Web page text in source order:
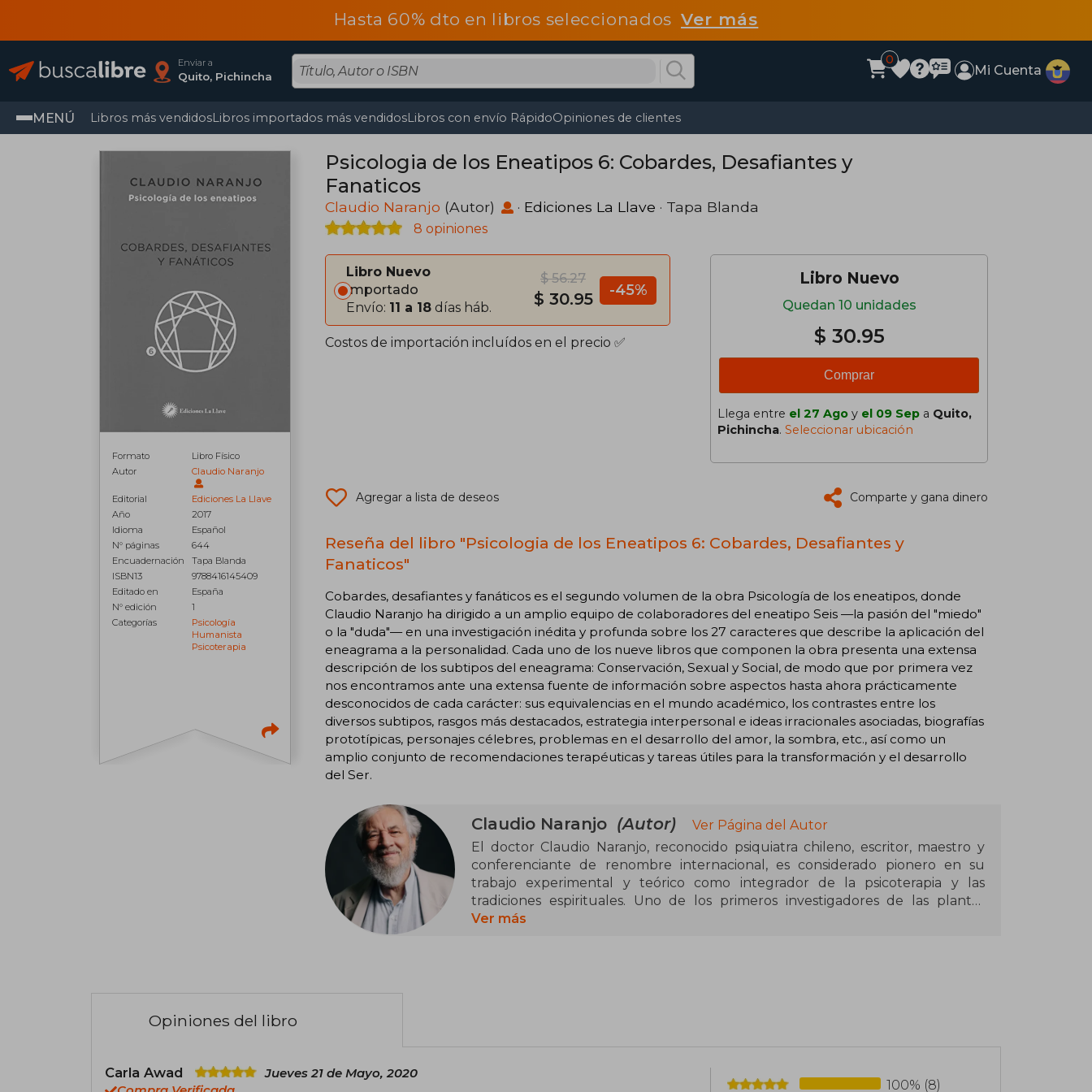
Hasta 60% dto en libros seleccionadosVer más
Enviar a
Quito, Pichincha
0
Mi Cuenta
MENÚ Libros más vendidosLibros importados más vendidosLibros con envío RápidoOpiniones de clientes
Formato
Libro Físico
Autor
Claudio Naranjo
Editorial
Ediciones La Llave
Año
2017
Idioma
Español
N° páginas
644
Encuadernación
Tapa Blanda
ISBN13
9788416145409
Editado en
España
N° edición
1
Categorías
Psicología
Humanista
Psicoterapia
Psicologia de los Eneatipos 6: Cobardes, Desafiantes y
Fanaticos
Claudio Naranjo (Autor) · Ediciones La Llave · Tapa Blanda
8 opiniones
Libro Nuevo
Importado
Envío: 11 a 18 días háb.
$ 56.27
$ 30.95 -45%
Costos de importación incluídos en el precio ✅
Libro Nuevo
Quedan 10 unidades
$ 30.95
Comprar
Llega entre el 27 Ago y el 09 Sep a Quito,
Pichincha. Seleccionar ubicación
Agregar a lista de deseos Comparte y gana dinero
Reseña del libro "Psicologia de los Eneatipos 6: Cobardes, Desafiantes y
Fanaticos"
Cobardes, desafiantes y fanáticos es el segundo volumen de la obra Psicología de los eneatipos, donde
Claudio Naranjo ha dirigido a un amplio equipo de colaboradores del eneatipo Seis —la pasión del "miedo"
o la "duda"— en una investigación inédita y profunda sobre los 27 caracteres que describe la aplicación del
eneagrama a la personalidad. Cada uno de los nueve libros que componen la obra presenta una extensa
descripción de los subtipos del eneagrama: Conservación, Sexual y Social, de modo que por primera vez
nos encontramos ante una extensa fuente de información sobre aspectos hasta ahora prácticamente
desconocidos de cada carácter: sus equivalencias en el mundo académico, los contrastes entre los
diversos subtipos, rasgos más destacados, estrategia interpersonal e ideas irracionales asociadas, biografías
prototípicas, personajes célebres, problemas en el desarrollo del amor, la sombra, etc., así como un
amplio conjunto de recomendaciones terapéuticas y tareas útiles para la transformación y el desarrollo
del Ser.
Claudio Naranjo (Autor)
Ver Página del Autor
El doctor Claudio Naranjo, reconocido psiquiatra chileno, escritor, maestro y
conferenciante de renombre internacional, es considerado pionero en su
trabajo experimental y teórico como integrador de la psicoterapia y las
tradiciones espirituales. Uno de los primeros investigadores de las plantas
psicoactivas y la terapia psicodélica y uno de los tres sucesores de Fritz Perls
demás en su búsqueda de la transformación y tratando de influir en la opinión
Ver más
Opiniones del libro
Carla Awad
Jueves 21 de Mayo, 2020
100% (8)